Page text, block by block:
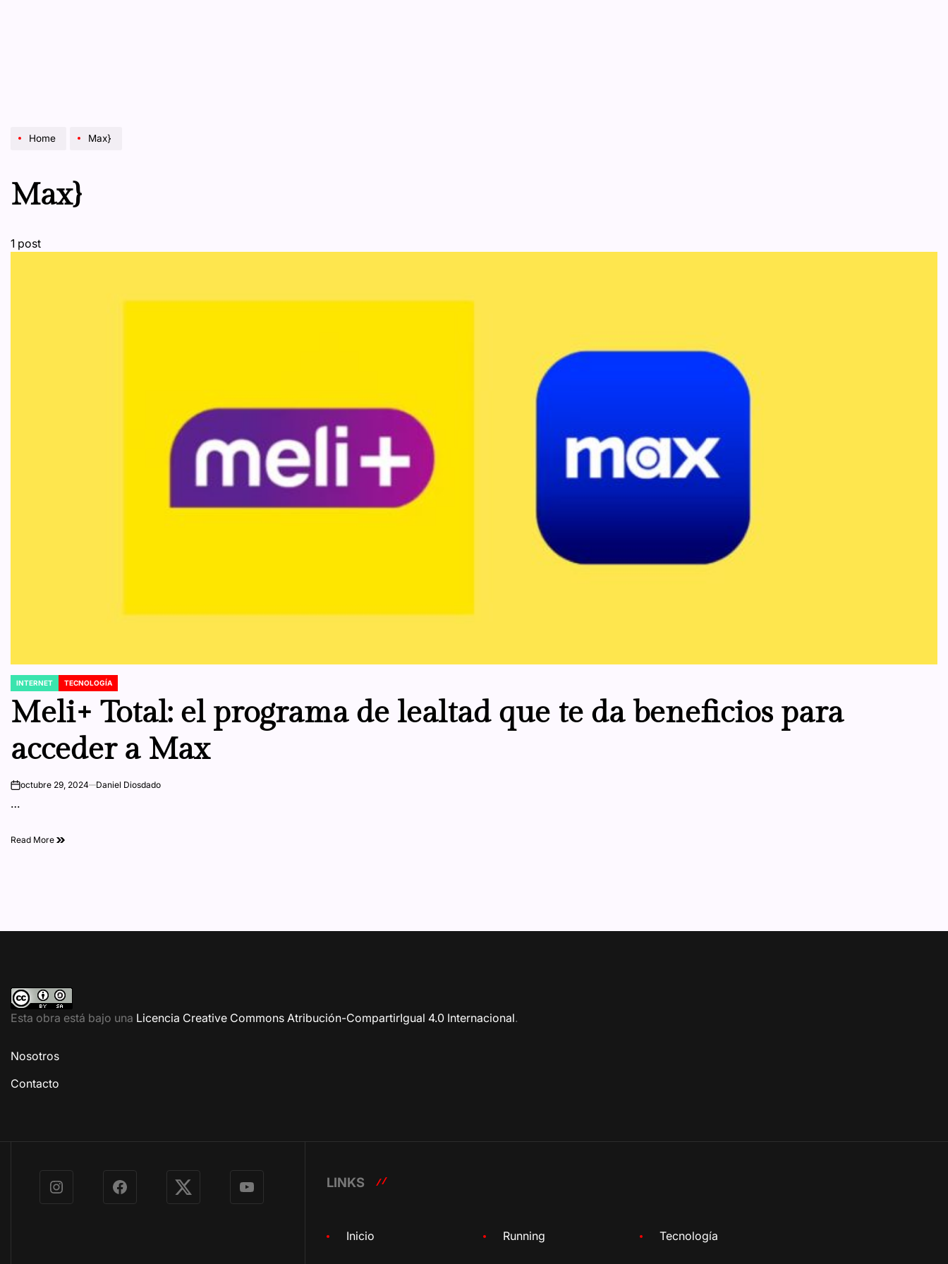
Home Max}
Max}
1 post
POSTED
INTERNET TECNOLOGÍA
Meli+ Total: el programa de lealtad que te da beneficios para
acceder a Max
onoctubre 29, 2024 Daniel Diosdado
…
Read More
Esta obra está bajo una Licencia Creative Commons Atribución-CompartirIgual 4.0 Internacional.
Nosotros
Contacto
Instagram Facebook X YouTube
LINKS
Inicio Running Tecnología